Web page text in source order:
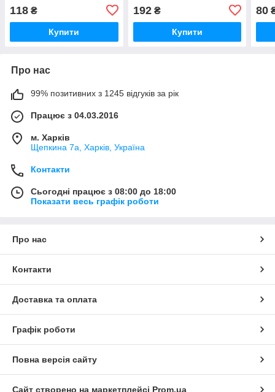
118 ₴
Купити
192₴
Купити
80
Про нас
99% позитивних з 1245 відгуків за рік
Працює з 04.03.2016
м. Харків
Щепкина 7а, Харків, Україна
Контакти
Сьогодні працює з 08:00 до 18:00
Показати весь графік роботи
Про нас
Контакти
Доставка та оплата
Графік роботи
Повна версія сайту
Сайт створено на маркетплейсі Prom.ua